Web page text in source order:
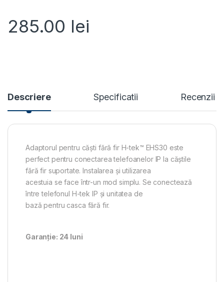
285.00 lei
Descriere Specificatii Recenzii
Adaptorul pentru căști fără fir H-tek™ EHS30 este
perfect pentru conectarea telefoanelor IPla căștile
fără fir suportate. Instalarea și utilizarea
acestuia se faceîntr-un mod simplu. Se conectează
între telefonul H-tek IP și unitatea de
bază pentru casca fără fir.
Garanție: 24 luni